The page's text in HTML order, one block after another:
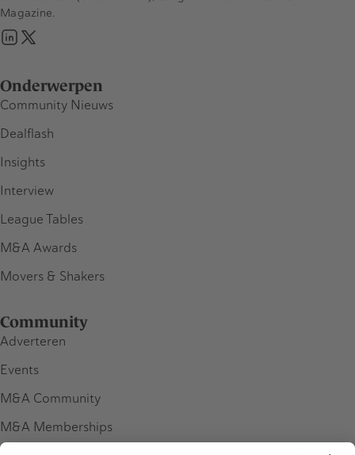
Onderwerpen
Community Nieuws
Dealflash
Insights
Interview
League Tables
M&A Awards
Movers & Shakers
Community
Adverteren
Events
M&A Community
M&A Memberships
Magazine.